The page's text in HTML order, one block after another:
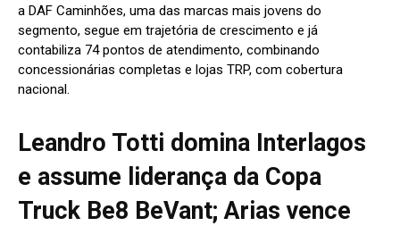
a DAF Caminhões, uma das marcas mais jovens do
segmento, segue em trajetória de crescimento e já
contabiliza 74 pontos de atendimento, combinando
concessionárias completas e lojas TRP, com cobertura
nacional.
Leandro Totti domina Interlagos
e assume liderança da Copa
Truck Be8 BeVant; Arias vence